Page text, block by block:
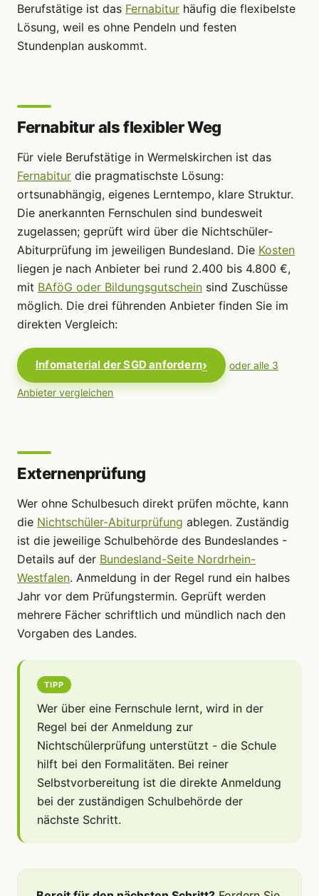
Berufstätige ist das Fernabitur häufig die flexibelste
Lösung, weil es ohne Pendeln und festen
Stundenplan auskommt.
Fernabitur als flexibler Weg
Für viele Berufstätige in Wermelskirchen ist das
Fernabitur die pragmatischste Lösung:
ortsunabhängig, eigenes Lerntempo, klare Struktur.
Die anerkannten Fernschulen sind bundesweit
zugelassen; geprüft wird über die Nichtschüler-
Abiturprüfung im jeweiligen Bundesland. Die Kosten
liegen je nach Anbieter bei rund 2.400 bis 4.800 €,
mit BAföG oder Bildungsgutschein sind Zuschüsse
möglich. Die drei führenden Anbieter finden Sie im
direkten Vergleich:
Infomaterial der SGD anfordern oder alle 3
Anbieter vergleichen
Externenprüfung
Wer ohne Schulbesuch direkt prüfen möchte, kann
die Nichtschüler-Abiturprüfung ablegen. Zuständig
ist die jeweilige Schulbehörde des Bundeslandes -
Details auf der Bundesland-Seite Nordrhein-
Westfalen. Anmeldung in der Regel rund ein halbes
Jahr vor dem Prüfungstermin. Geprüft werden
mehrere Fächer schriftlich und mündlich nach den
Vorgaben des Landes.
TIPP
Wer über eine Fernschule lernt, wird in der
Regel bei der Anmeldung zur
Nichtschülerprüfung unterstützt - die Schule
hilft bei den Formalitäten. Bei reiner
Selbstvorbereitung ist die direkte Anmeldung
bei der zuständigen Schulbehörde der
nächste Schritt.